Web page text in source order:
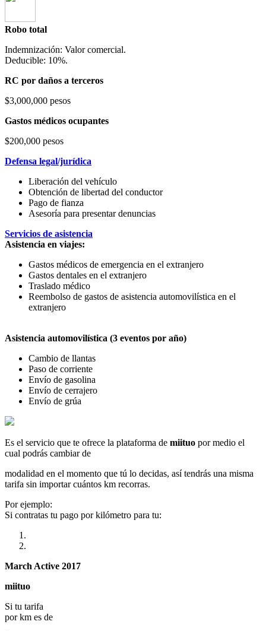
Robo total
Indemnización: Valor comercial.
Deducible: 10%.
RC por daños a terceros
$3,000,000 pesos
Gastos médicos ocupantes
$200,000 pesos
Defensa legal/jurídica
Liberación del vehículo
Obtención de libertad del conductor
Pago de fianza
Asesoría para presentar denuncias
Servicios de asistencia
Asistencia en viajes:
Gastos médicos de emergencia en el extranjero
Gastos dentales en el extranjero
Traslado médico
Reembolso de gastos de asistencia automovilística en el
extranjero
Asistencia automovilística (3 eventos por año)
Cambio de llantas
Paso de corriente
Envío de gasolina
Envío de cerrajero
Envío de grúa
Es el servicio que te ofrece la plataforma de miituo por medio el
cual podrás cambiar de
modalidad en el momento que tú lo decidas, así tendrás una misma
tarifa sin importar cuántos km recorras.
Por ejemplo:
Si contratas tu pago por kilómetro para tu:
March Active 2017
miituo
Si tu tarifa
por km es de